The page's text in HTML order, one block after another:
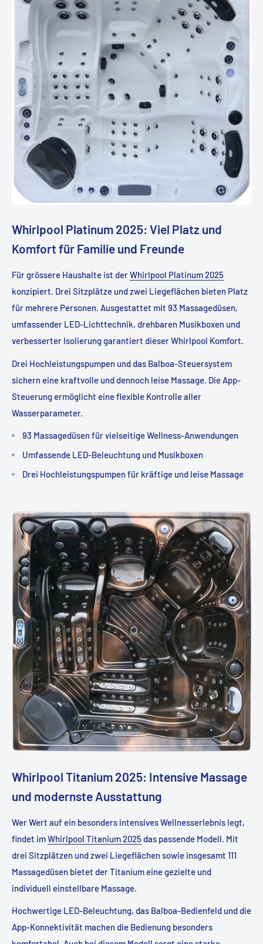
Whirlpool Platinum 2025: Viel Platz und
Komfort für Familie und Freunde
Für grössere Haushalte ist derWhirlpool Platinum 2025
konzipiert. Drei Sitzplätze und zwei Liegeflächen bieten Platz
für mehrere Personen. Ausgestattet mit 93 Massagedüsen,
umfassender LED-Lichttechnik, drehbaren Musikboxen und
verbesserter Isolierung garantiert dieser Whirlpool Komfort.
Drei Hochleistungspumpen und das Balboa-Steuersystem
sichern eine kraftvolle und dennoch leise Massage. Die App-
Steuerung ermöglicht eine flexible Kontrolle aller
Wasserparameter.
93 Massagedüsen für vielseitige Wellness-Anwendungen
Umfassende LED-Beleuchtung und Musikboxen
Drei Hochleistungspumpen für kräftige und leise Massage
Whirlpool Titanium 2025: Intensive Massage
und modernste Ausstattung
Wer Wert auf ein besonders intensives Wellnesserlebnis legt,
findet imWhirlpool Titanium 2025das passende Modell. Mit
drei Sitzplätzen und zwei Liegeflächen sowie insgesamt 111
Massagedüsen bietet der Titanium eine gezielte und
individuell einstellbare Massage.
Hochwertige LED-Beleuchtung, das Balboa-Bedienfeld und die
App-Konnektivität machen die Bedienung besonders